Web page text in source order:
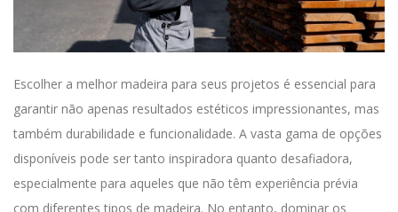
Escolher a melhor madeira para seus projetos é essencial para
garantir não apenas resultados estéticos impressionantes, mas
também durabilidade e funcionalidade. A vasta gama de opções
disponíveis pode ser tanto inspiradora quanto desafiadora,
especialmente para aqueles que não têm experiência prévia
com diferentes tipos de madeira. No entanto, dominar os